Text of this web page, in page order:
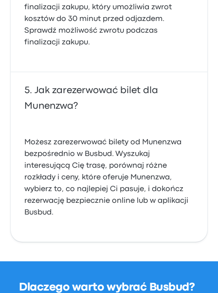
finalizacji zakupu, który umożliwia zwrot
kosztów do 30 minut przed odjazdem.
Sprawdź możliwość zwrotu podczas
finalizacji zakupu.
Jak zarezerwować bilet dla
Munenzwa?
Możesz zarezerwować bilety od Munenzwa
bezpośrednio w Busbud. Wyszukaj
interesującą Cię trasę, porównaj różne
rozkłady i ceny, które oferuje Munenzwa,
wybierz to, co najlepiej Ci pasuje, i dokończ
rezerwację bezpiecznie online lub w aplikacji
Busbud.
Dlaczego warto wybrać Busbud?